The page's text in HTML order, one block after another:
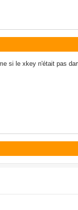
si le xkey n'était pas